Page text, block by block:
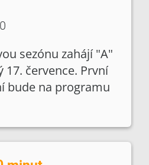
sezónu zahájí "A"
17. července. První
bude na programu